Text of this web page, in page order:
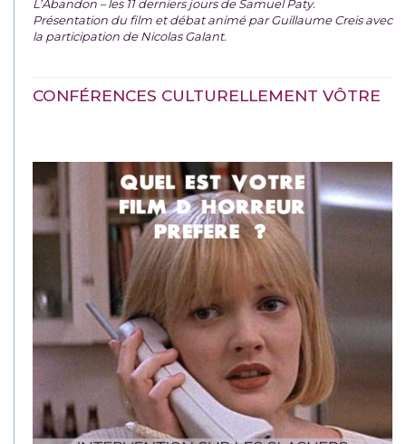
L’Abandon – les 11 derniers jours de Samuel Paty.
Présentation du film et débat animé par Guillaume Creis avec
la participation de Nicolas Galant.
CONFÉRENCES CULTURELLEMENT VÔTRE